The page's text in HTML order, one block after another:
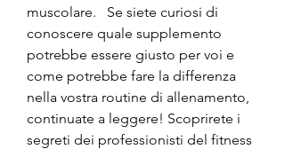
muscolare.   Se siete curiosi di
conoscere quale supplemento
potrebbe essere giusto per voi e
come potrebbe fare la differenza
nella vostra routine di allenamento,
continuate a leggere! Scoprirete i
segreti dei professionisti del fitness